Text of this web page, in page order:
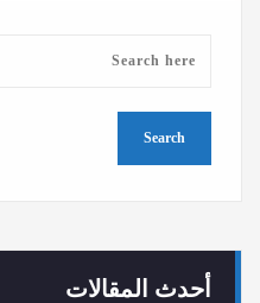
أحدث المقالات